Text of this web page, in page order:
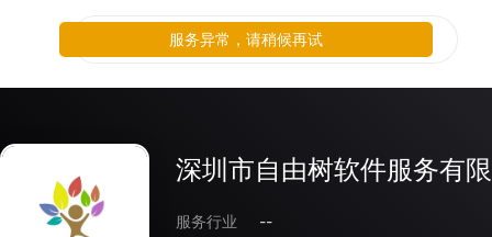
深圳市自由树软件服务有
服务行业
--
服务异常，请稍候再试